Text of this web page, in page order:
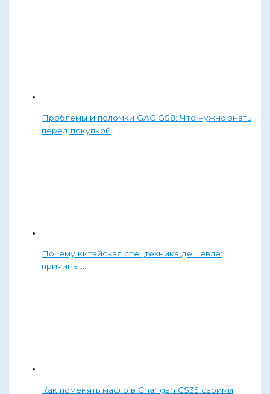
Проблемы и поломки GAC GS8: Что нужно знать
перед покупкой
Почему китайская спецтехника дешевле:
причины,…
Как поменять масло в Changan CS35 своими